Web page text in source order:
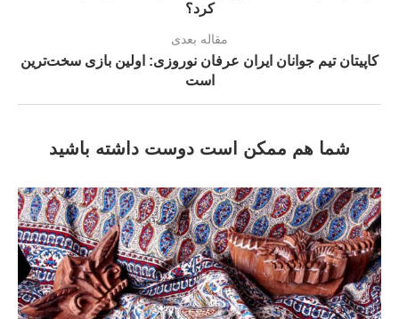
کرد؟
مقاله بعدی
کاپیتان تیم جوانان ایران عرفان نوروزی: اولین بازی سخت‌ترین
است
شما هم ممکن است دوست داشته باشید